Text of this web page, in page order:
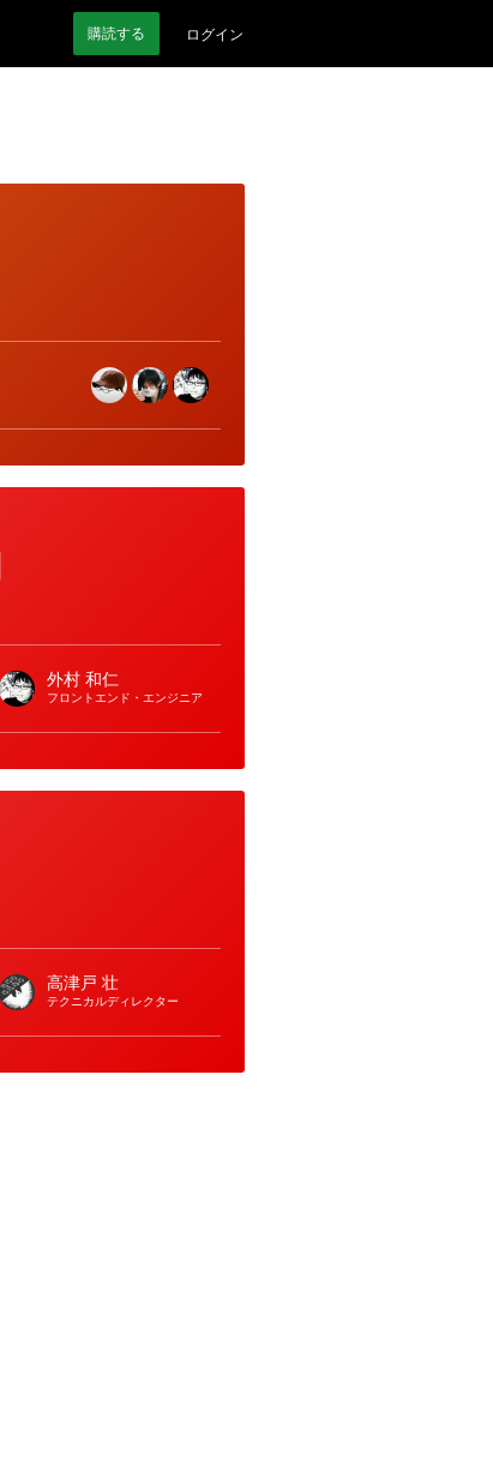
購読する ログイン
外村 和仁
フロントエンド・エンジニア
高津戸 壮
テクニカルディレクター